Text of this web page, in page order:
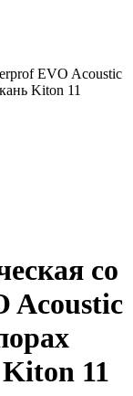
EVO Acoustic
Kiton 11
со
Acoustic
11